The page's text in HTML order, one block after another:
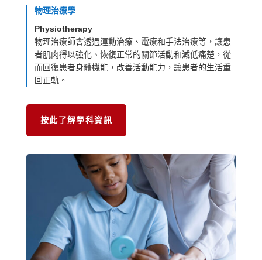
物理治療學
Physiotherapy
物理治療師會透過運動治療、電療和手法治療等，讓患
者肌肉得以強化、恢復正常的關節活動和減低痛楚，從
而回復患者身體機能，改善活動能力，讓患者的生活重
回正軌。
按此了解學科資訊